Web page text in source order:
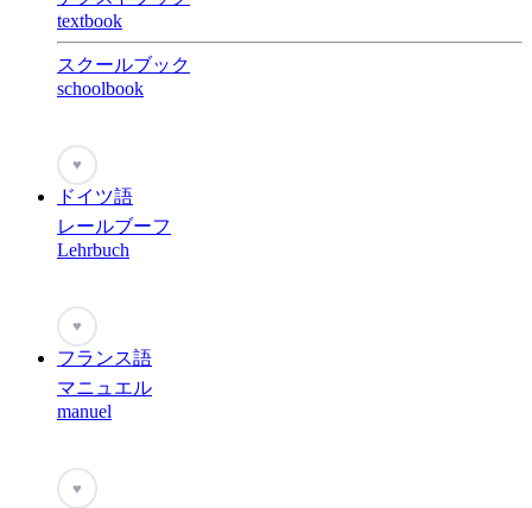
textbook
スクールブック
schoolbook
♥
ドイツ語
レールブーフ
Lehrbuch
♥
フランス語
マニュエル
manuel
♥